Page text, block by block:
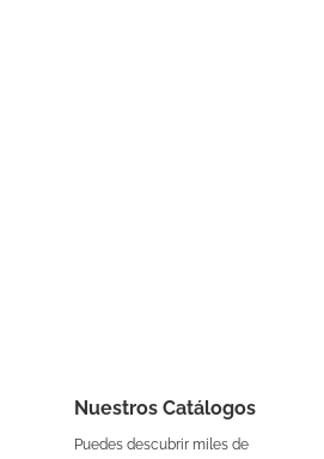
Nuestros Catálogos
Puedes descubrir miles de